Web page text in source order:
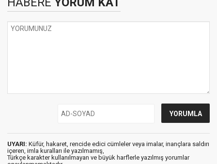
UYARI: Küfür, hakaret, rencide edici cümleler veya imalar, inançlara saldırı
içeren, imla kuralları ile yazılmamış,
Türkçe karakter kullanılmayan ve büyük harflerle yazılmış yorumlar